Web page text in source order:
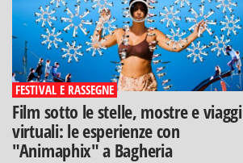
FESTIVAL E RASSEGNE
Film sotto le stelle, mostre e viaggi
virtuali: le esperienze con
"Animaphix" a Bagheria